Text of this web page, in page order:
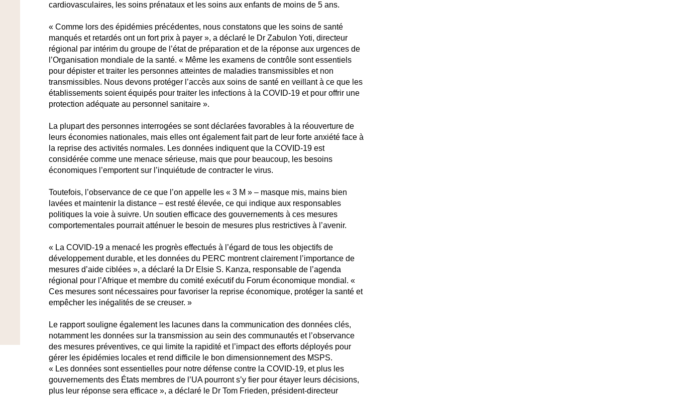
cardiovasculaires, les soins prénataux et les soins aux enfants de moins de 5 ans.
« Comme lors des épidémies précédentes, nous constatons que les soins de santé
manqués et retardés ont un fort prix à payer », a déclaré le Dr Zabulon Yoti, directeur
régional par intérim du groupe de l’état de préparation et de la réponse aux urgences de
l’Organisation mondiale de la santé. « Même les examens de contrôle sont essentiels
pour dépister et traiter les personnes atteintes de maladies transmissibles et non
transmissibles. Nous devons protéger l’accès aux soins de santé en veillant à ce que les
établissements soient équipés pour traiter les infections à la COVID-19 et pour offrir une
protection adéquate au personnel sanitaire ».
La plupart des personnes interrogées se sont déclarées favorables à la réouverture de
leurs économies nationales, mais elles ont également fait part de leur forte anxiété face à
la reprise des activités normales. Les données indiquent que la COVID-19 est
considérée comme une menace sérieuse, mais que pour beaucoup, les besoins
économiques l’emportent sur l’inquiétude de contracter le virus.
Toutefois, l’observance de ce que l’on appelle les « 3 M » – masque mis, mains bien
lavées et maintenir la distance – est resté élevée, ce qui indique aux responsables
politiques la voie à suivre. Un soutien efficace des gouvernements à ces mesures
comportementales pourrait atténuer le besoin de mesures plus restrictives à l’avenir.
« La COVID-19 a menacé les progrès effectués à l’égard de tous les objectifs de
développement durable, et les données du PERC montrent clairement l’importance de
mesures d’aide ciblées », a déclaré la Dr Elsie S. Kanza, responsable de l’agenda
régional pour l’Afrique et membre du comité exécutif du Forum économique mondial. «
Ces mesures sont nécessaires pour favoriser la reprise économique, protéger la santé et
empêcher les inégalités de se creuser. »
Le rapport souligne également les lacunes dans la communication des données clés,
notamment les données sur la transmission au sein des communautés et l’observance
des mesures préventives, ce qui limite la rapidité et l’impact des efforts déployés pour
gérer les épidémies locales et rend difficile le bon dimensionnement des MSPS.
« Les données sont essentielles pour notre défense contre la COVID-19, et plus les
gouvernements des États membres de l’UA pourront s’y fier pour étayer leurs décisions,
plus leur réponse sera efficace », a déclaré le Dr Tom Frieden, président-directeur